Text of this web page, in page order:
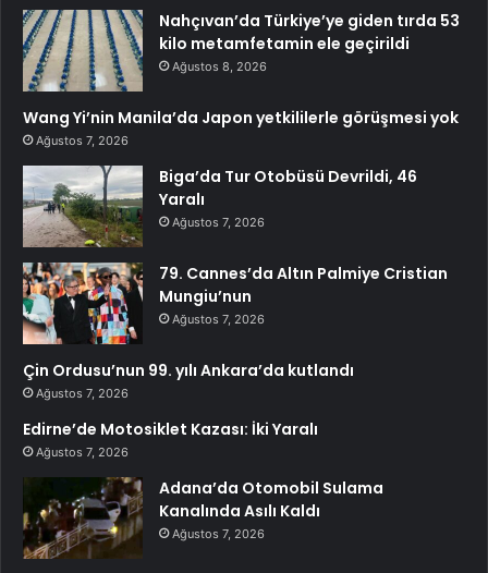
Nahçıvan’da Türkiye’ye giden tırda 53
kilo metamfetamin ele geçirildi
Ağustos 8, 2026
Wang Yi’nin Manila’da Japon yetkililerle görüşmesi yok
Ağustos 7, 2026
Biga’da Tur Otobüsü Devrildi, 46
Yaralı
Ağustos 7, 2026
79. Cannes’da Altın Palmiye Cristian
Mungiu’nun
Ağustos 7, 2026
Çin Ordusu’nun 99. yılı Ankara’da kutlandı
Ağustos 7, 2026
Edirne’de Motosiklet Kazası: İki Yaralı
Ağustos 7, 2026
Adana’da Otomobil Sulama
Kanalında Asılı Kaldı
Ağustos 7, 2026